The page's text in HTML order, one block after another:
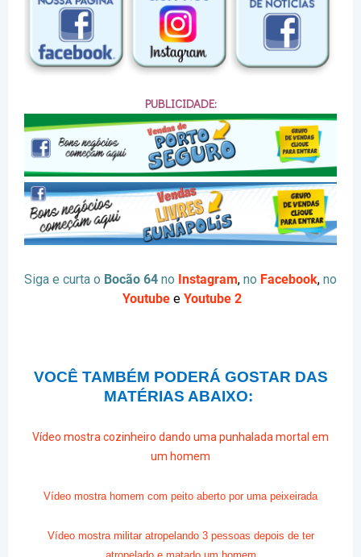
PUBLICIDADE:
Siga e curta o Bocão 64 no Instagram, no Facebook, no
Youtube e Youtube 2
VOCÊ TAMBÉM PODERÁ GOSTAR DAS
MATÉRIAS ABAIXO:
Vídeo mostra cozinheiro dando uma punhalada mortal em
um homem
Vídeo mostra homem com peito aberto por uma peixeirada
Vídeo mostra militar atropelando 3 pessoas depois de ter